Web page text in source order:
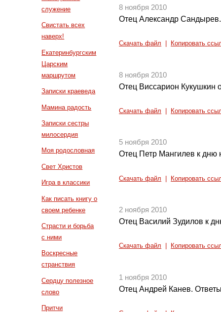
служение
Свистать всех
наверх!
Екатеринбургским
Царским
маршрутом
Записки краеведа
Мамина радость
Записки сестры
милосердия
Моя родословная
Свет Христов
Игра в классики
Как писать книгу о
своем ребенке
Страсти и борьба
с ними
Воскресные
странствия
Сердцу полезное
слово
Притчи
8 ноября 2010
Отец Александр
Скачать файл Копировать
8 ноября 2010
Отец Виссарион Кукушкин
Скачать файл Копировать
5 ноября 2010
Отец Петр Мангилев к дню
Скачать файл Копировать
2 ноября 2010
Отец Василий Зудилов к
Скачать файл Копировать
1 ноября 2010
Отец Андрей Канев.